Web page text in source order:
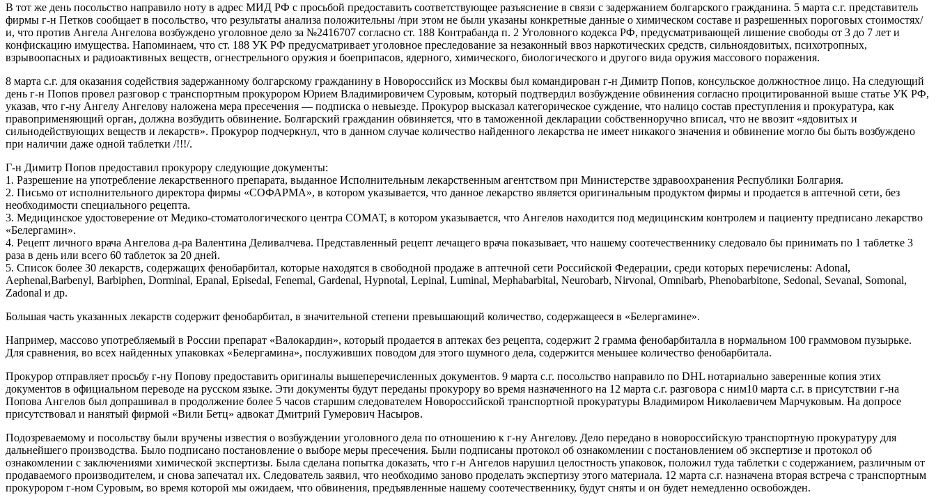
В тот же день посольство направило ноту в адрес МИД РФ с просьбой предоставить соответствующее разъяснение в связи с задержанием болгарского гражданина. 5 марта с.г. представитель
фирмы г-н Петков сообщает в посольство, что результаты анализа положительны /при этом не были указаны конкретные данные о химическом составе и разрешенных пороговых стоимостях/
и, что против Ангела Ангелова возбуждено уголовное дело за №2416707 согласно ст. 188 Контрабанда п. 2 Уголовного кодекса РФ, предусматривающей лишение свободы от 3 до 7 лет и
конфискацию имущества. Напоминаем, что ст. 188 УК РФ предусматривает уголовное преследование за незаконный ввоз наркотических средств, сильноядовитых, психотропных,
взрывоопасных и радиоактивных веществ, огнестрельного оружия и боеприпасов, ядерного, химического, биологического и другого вида оружия массового поражения.
8 марта с.г. для оказания содействия задержанному болгарскому гражданину в Новороссийск из Москвы был командирован г-н Димитр Попов, консульское должностное лицо. На следующий
день г-н Попов провел разговор с транспортным прокурором Юрием Владимировичем Суровым, который подтвердил возбуждение обвинения согласно процитированной выше статье УК РФ,
указав, что г-ну Ангелу Ангелову наложена мера пресечения — подписка о невыезде. Прокурор высказал категорическое суждение, что налицо состав преступления и прокуратура, как
правоприменяющий орган, должна возбудить обвинение. Болгарский гражданин обвиняется, что в таможенной декларации собственноручно вписал, что не ввозит «ядовитых и
сильнодействующих веществ и лекарств». Прокурор подчеркнул, что в данном случае количество найденного лекарства не имеет никакого значения и обвинение могло бы быть возбуждено
при наличии даже одной таблетки /!!!/.
Г-н Димитр Попов предоставил прокурору следующие документы:
1. Разрешение на употребление лекарственного препарата, выданное Исполнительным лекарственным агентством при Министерстве здравоохранения Республики Болгария.
2. Письмо от исполнительного директора фирмы «СОФАРМА», в котором указывается, что данное лекарство является оригинальным продуктом фирмы и продается в аптечной сети, без
необходимости специального рецепта.
3. Медицинское удостоверение от Медико-стоматологического центра СОМАТ, в котором указывается, что Ангелов находится под медицинским контролем и пациенту предписано лекарство
«Белергамин».
4. Рецепт личного врача Ангелова д-ра Валентина Деливалчева. Представленный рецепт лечащего врача показывает, что нашему соотечественнику следовало бы принимать по 1 таблетке 3
раза в день или всего 60 таблеток за 20 дней.
5. Список более 30 лекарств, содержащих фенобарбитал, которые находятся в свободной продаже в аптечной сети Российской Федерации, среди которых перечислены: Adonal,
Aephenal,Barbenyl, Barbiphen, Dorminal, Epanal, Episedal, Fenemal, Gardenal, Hypnotal, Lepinal, Luminal, Mephabarbital, Neurobarb, Nirvonal, Omnibarb, Phenobarbitone, Sedonal, Sevanal, Somonal,
Zadonal и др.
Большая часть указанных лекарств содержит фенобарбитал, в значительной степени превышающий количество, содержащееся в «Белергамине».
Например, массово употребляемый в России препарат «Валокардин», который продается в аптеках без рецепта, содержит 2 грамма фенобарбиталла в нормальном 100 граммовом пузырьке.
Для сравнения, во всех найденных упаковках «Белергамина», послуживших поводом для этого шумного дела, содержится меньшее количество фенобарбитала.
Прокурор отправляет просьбу г-ну Попову предоставить оригиналы вышеперечисленных документов. 9 марта с.г. посольство направило по DHL нотариально заверенные копия этих
документов в официальном переводе на русском языке. Эти документы будут переданы прокурору во время назначенного на 12 марта с.г. разговора с ним10 марта с.г. в присутствии г-на
Попова Ангелов был допрашивал в продолжение более 5 часов старшим следователем Новороссийской транспортной прокуратуры Владимиром Николаевичем Марчуковым. На допросе
присутствовал и нанятый фирмой «Вили Бетц» адвокат Дмитрий Гумерович Насыров.
Подозреваемому и посольству были вручены известия о возбуждении уголовного дела по отношению к г-ну Ангелову. Дело передано в новороссийскую транспортную прокуратуру для
дальнейшего производства. Было подписано постановление о выборе меры пресечения. Были подписаны протокол об ознакомлении с постановлением об экспертизе и протокол об
ознакомлении с заключениями химической экспертизы. Была сделана попытка доказать, что г-н Ангелов нарушил целостность упаковок, положил туда таблетки с содержанием, различным от
продаваемого производителем, и снова запечатал их. Следователь заявил, что необходимо заново проделать экспертизу этого материала. 12 марта с.г. назначена вторая встреча с транспортным
прокурором г-ном Суровым, во время которой мы ожидаем, что обвинения, предъявленные нашему соотечественнику, будут сняты и он будет немедленно освобожден.